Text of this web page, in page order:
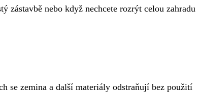
zástavbě nebo když nechcete rozrýt celou zahradu
se zemina a další materiály odstraňují bez použití